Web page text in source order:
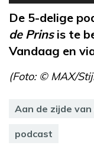
De 5-delige
de Prinsis te
Vandaag en
(Foto: © MAX/
Aan de zijde van
podcast